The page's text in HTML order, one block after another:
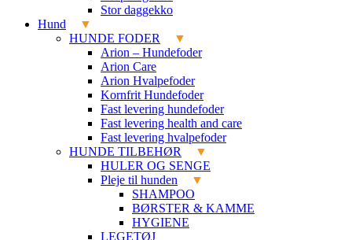
Stor daggekko
Hund
HUNDE FODER
Arion – Hundefoder
Arion Care
Arion Hvalpefoder
Kornfrit Hundefoder
Fast levering hundefoder
Fast levering health and care
Fast levering hvalpefoder
HUNDE TILBEHØR
HULER OG SENGE
Pleje til hunden
SHAMPOO
BØRSTER & KAMME
HYGIENE
LEGETØJ